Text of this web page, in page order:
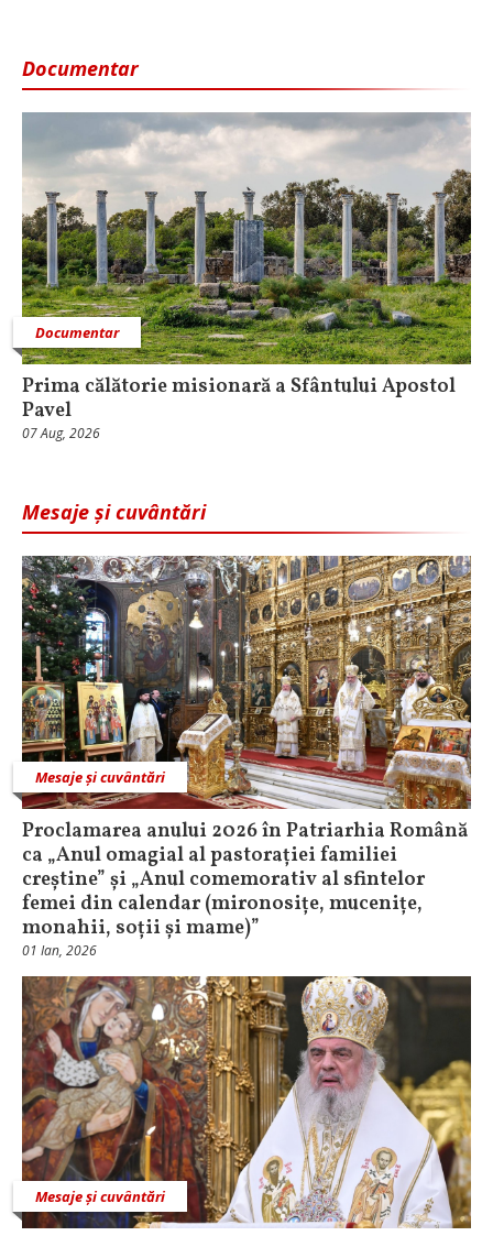
Documentar
Documentar
Prima călătorie misionară a Sfântului Apostol
Pavel
07 Aug, 2026
Mesaje și cuvântări
Mesaje și cuvântări
Proclamarea anului 2026 în Patriarhia Română
ca „Anul omagial al pastorației familiei
creștine” și „Anul comemorativ al sfintelor
femei din calendar (mironosițe, mucenițe,
monahii, soții și mame)”
01 Ian, 2026
Mesaje și cuvântări